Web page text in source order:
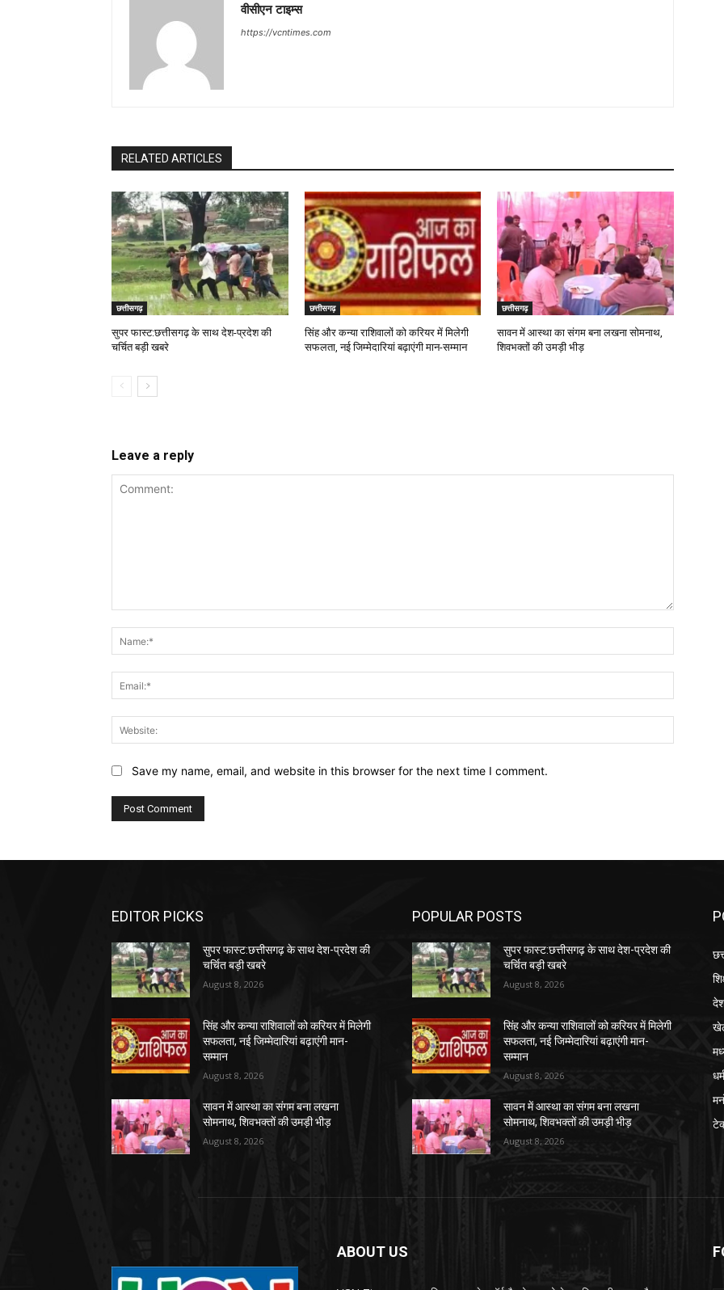
वीसीएन टाइम्स
https://vcntimes.com
RELATED ARTICLES
छत्तीसगढ़
सुपर फास्ट:छत्तीसगढ़ के साथ देश-प्रदेश की
चर्चित बड़ी खबरे
छत्तीसगढ़
सिंह और कन्या राशिवालों को करियर में मिलेगी
सफलता, नई जिम्मेदारियां बढ़ाएंगी मान-सम्मान
छत्तीसगढ़
सावन में आस्था का संगम बना लखना सोमनाथ,
शिवभक्तों की उमड़ी भीड़
Leave a reply
Save my name, email, and website in this browser for the next time I comment.
EDITOR PICKS
सुपर फास्ट:छत्तीसगढ़ के साथ देश-प्रदेश की
चर्चित बड़ी खबरे
August 8, 2026
सिंह और कन्या राशिवालों को करियर में मिलेगी
सफलता, नई जिम्मेदारियां बढ़ाएंगी मान-
सम्मान
August 8, 2026
सावन में आस्था का संगम बना लखना
सोमनाथ, शिवभक्तों की उमड़ी भीड़
August 8, 2026
POPULAR POSTS
सुपर फास्ट:छत्तीसगढ़ के साथ देश-प्रदेश की
चर्चित बड़ी खबरे
August 8, 2026
सिंह और कन्या राशिवालों को करियर में मिलेगी
सफलता, नई जिम्मेदारियां बढ़ाएंगी मान-
सम्मान
August 8, 2026
सावन में आस्था का संगम बना लखना
सोमनाथ, शिवभक्तों की उमड़ी भीड़
August 8, 2026
धर्म
ABOUT US